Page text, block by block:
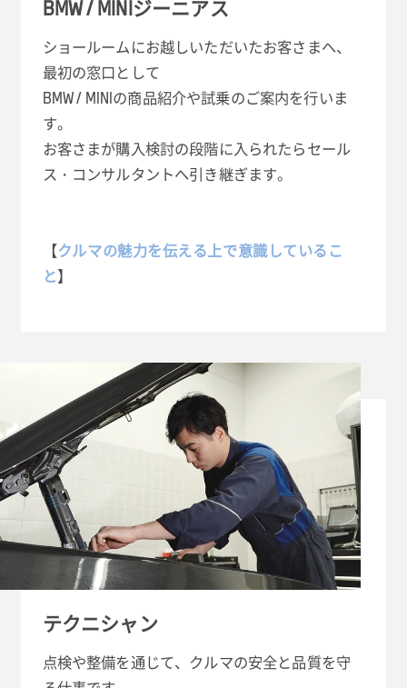
BMW / MINIジーニアス
ショールームにお越しいただいたお客さまへ、
最初の窓口として
BMW / MINIの商品紹介や試乗のご案内を行いま
す。
お客さまが購入検討の段階に入られたらセール
ス・コンサルタントへ引き継ぎます。
【クルマの魅力を伝える上で意識しているこ
と】
テクニシャン
点検や整備を通じて、クルマの安全と品質を守